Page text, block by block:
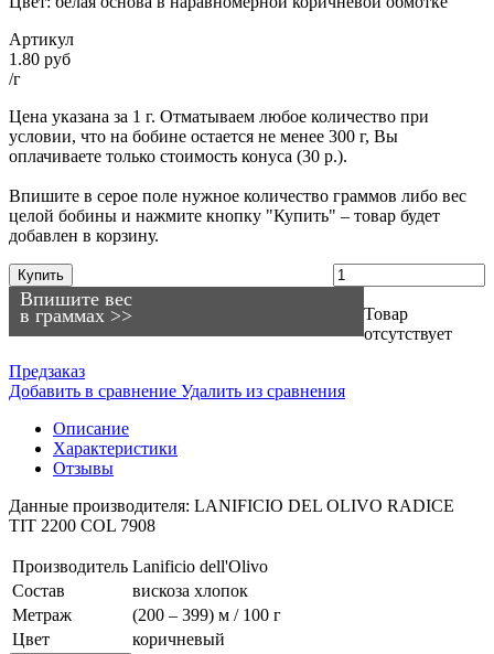
Артикул
1.80 руб
/г
Цена указана за 1 г. Отматываем любое количество при
условии, что на бобине остается не менее 300 г, Вы
оплачиваете только стоимость конуса (30 р.).
Впишите в серое поле нужное количество граммов либо вес
целой бобины и нажмите кнопку "Купить" – товар будет
добавлен в корзину.
Впишите вес
в граммах >>
Купить
Товар
отсутствует
Предзаказ
Добавить в сравнение Удалить из сравнения
Описание
Характеристики
Отзывы
Данные производителя: LANIFICIO DEL OLIVO RADICE
TIT 2200 COL 7908
Производитель Lanificio dell'Olivo
Состав
вискоза хлопок
Метраж
(200 – 399) м / 100 г
Цвет
коричневый